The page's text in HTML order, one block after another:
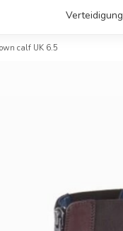
Verteidigung
calf UK 6.5